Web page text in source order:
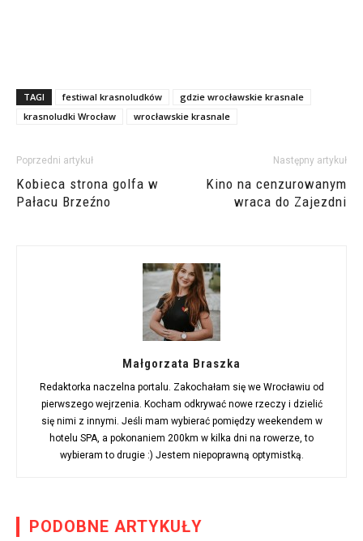
TAGI festiwal krasnoludków
gdzie wrocławskie krasnale
krasnoludki Wrocław
wrocławskie krasnale
Poprzedni artykuł
Kobieca strona golfa w
Pałacu Brzeźno
Następny artykuł
Kino na cenzurowanym
wraca do Zajezdni
Małgorzata Braszka
Redaktorka naczelna portalu. Zakochałam się we Wrocławiu od
pierwszego wejrzenia. Kocham odkrywać nowe rzeczy i dzielić
się nimi z innymi. Jeśli mam wybierać pomiędzy weekendem w
hotelu SPA, a pokonaniem 200km w kilka dni na rowerze, to
wybieram to drugie :) Jestem niepoprawną optymistką.
PODOBNE ARTYKUŁY